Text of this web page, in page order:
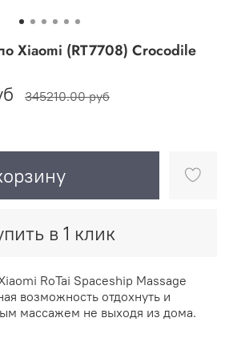
Xiaomi (RT7708) Crocodile
345210.00 руб
в 1 клик
RoTai Spaceship Massage
возможность отдохнуть и
массажем не выходя из дома.